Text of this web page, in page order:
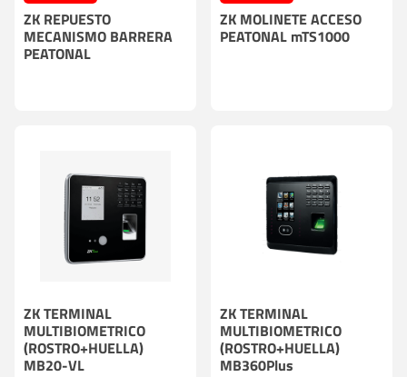
ZK REPUESTO
MECANISMO BARRERA
PEATONAL
ZK MOLINETE ACCESO
PEATONAL mTS1000
ZK TERMINAL
MULTIBIOMETRICO
(ROSTRO+HUELLA)
MB20-VL
ZK TERMINAL
MULTIBIOMETRICO
(ROSTRO+HUELLA)
MB360Plus